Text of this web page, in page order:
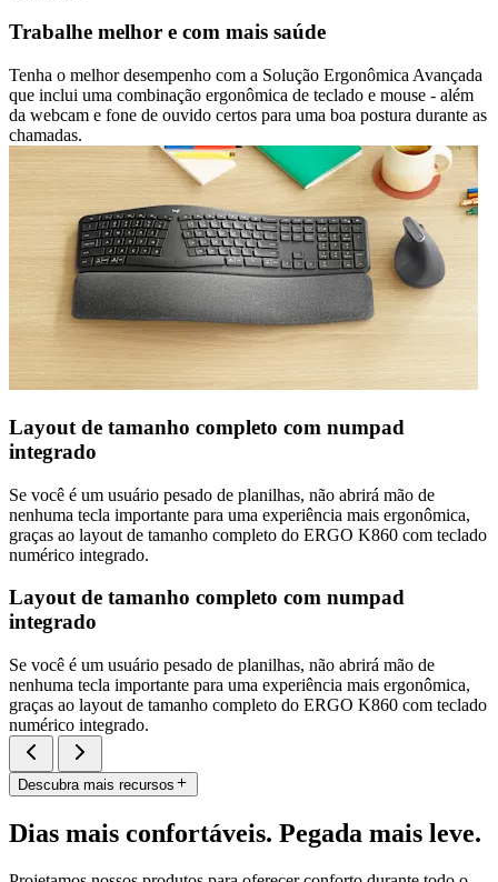
Trabalhe melhor e com mais saúde
Tenha o melhor desempenho com a Solução Ergonômica Avançada
que inclui uma combinação ergonômica de teclado e mouse - além
da webcam e fone de ouvido certos para uma boa postura durante as
chamadas.
Layout de tamanho completo com numpad
integrado
Se você é um usuário pesado de planilhas, não abrirá mão de
nenhuma tecla importante para uma experiência mais ergonômica,
graças ao layout de tamanho completo do ERGO K860 com teclado
numérico integrado.
Layout de tamanho completo com numpad
integrado
Se você é um usuário pesado de planilhas, não abrirá mão de
nenhuma tecla importante para uma experiência mais ergonômica,
graças ao layout de tamanho completo do ERGO K860 com teclado
numérico integrado.
Descubra mais recursos
Dias mais confortáveis. Pegada mais leve.